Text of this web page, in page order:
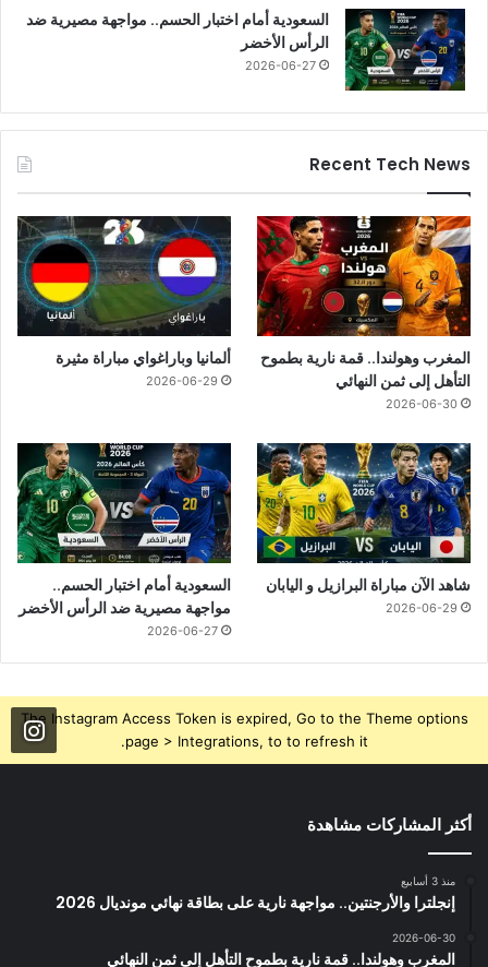
السعودية أمام اختبار الحسم.. مواجهة مصيرية ضد
الرأس الأخضر
2026-06-27
Recent Tech News
المغرب وهولندا.. قمة نارية بطموح
التأهل إلى ثمن النهائي
2026-06-30
ألمانيا وباراغواي مباراة مثيرة
2026-06-29
شاهد الآن مباراة البرازيل و اليابان
2026-06-29
السعودية أمام اختبار الحسم..
مواجهة مصيرية ضد الرأس الأخضر
2026-06-27
The Instagram Access Token is expired, Go to the Theme options
page > Integrations, to to refresh it.
أكثر المشاركات مشاهدة
منذ 3 أسابيع
إنجلترا والأرجنتين.. مواجهة نارية على بطاقة نهائي مونديال 2026
2026-06-30
المغرب وهولندا.. قمة نارية بطموح التأهل إلى ثمن النهائي